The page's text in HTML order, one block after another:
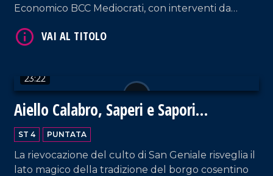
Economico BCC Mediocrati, con interventi da
svantaggi delle nuove tecnologie.
23:22
Aiello Calabro, Saperi e Sapori
d'Autunno 2024: un viaggio tra storia,
tradizioni e fede
ST 4 PUNTATA
La rievocazione del culto di San Geniale risveglia il
lato magico della tradizione del borgo cosentino
VAI AL TITOLO